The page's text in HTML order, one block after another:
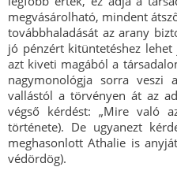
megvásárolható, mindent
továbbhaladását az arany
jó pénzért kitüntetéshez
azt kiveti magából a
nagymonológja sorra
vallástól a törvényen át az
végső kérdést: „Mire való
története). De ugyanezt
meghasonlott Athalie is
védördög).